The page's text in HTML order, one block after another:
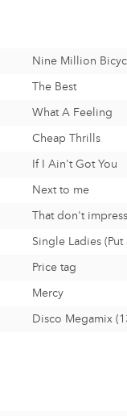
Nine Million
The Best
What A Feeling
Cheap Thrills
If I Ain't Got You
Next to me
That don't
Single Ladies
Price tag
Mercy
Disco Megamix